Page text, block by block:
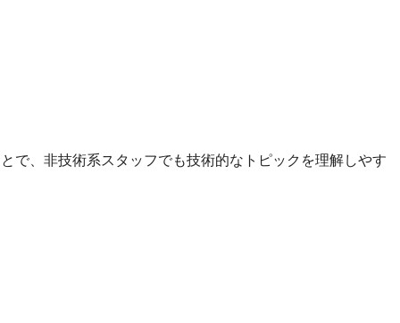
で、非技術系スタッフでも技術的なトピックを理解しやす